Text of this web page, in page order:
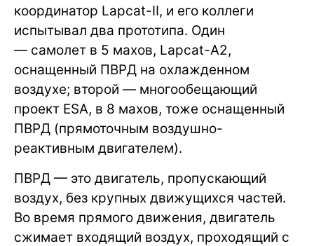
координатор Lapcat-II, и его коллеги
испытывал два прототипа. Один
— самолет в 5 махов, Lapcat-A2,
оснащенный ПВРД на охлажденном
воздухе; второй — многообещающий
проект ESA, в 8 махов, тоже оснащенный
ПВРД (прямоточным воздушно-
реактивным двигателем).
ПВРД — это двигатель, пропускающий
воздух, без крупных движущихся частей.
Во время прямого движения, двигатель
сжимает входящий воздух, проходящий с